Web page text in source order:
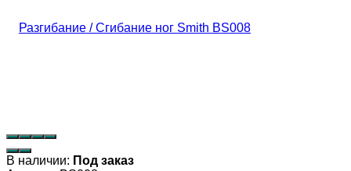
В наличии: Под заказ